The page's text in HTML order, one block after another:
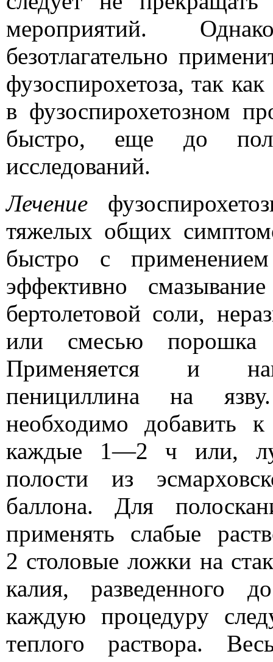
мероприятий.
безотлагательно
фузоспирохетоза, так
в фузоспирохетозном
быстро, еще до
исследований.
Лечение
тяжелых общих
быстро с
эффективно
бертолетовой соли,
или смесью порошка
Применяется и
пенициллина на
необходимо добавить
каждые 1—2 ч или,
полости из
баллона. Для
применять слабые
2 столовые ложки на
калия, разведенного
каждую процедуру
теплого раствора.